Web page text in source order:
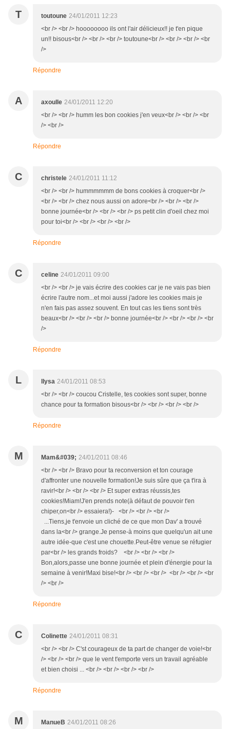
T toutoune 24/01/2011 12:23
<br /> <br /> hoooooooo ils ont l'air délicieux!! je t'en pique
un!! bisous<br /> <br /> <br /> toutoune<br /> <br /> <br /> <br
/>
Répondre
A axoulle 24/01/2011 12:20
<br /> <br /> humm les bon cookies j'en veux<br /> <br /> <br
/> <br />
Répondre
C christele 24/01/2011 11:12
<br /> <br /> hummmmmm de bons cookies à croquer<br />
<br /> <br /> chez nous aussi on adore<br /> <br /> <br />
bonne journée<br /> <br /> <br /> ps petit clin d'oeil chez moi
pour toi<br /> <br /> <br /> <br />
Répondre
C celine 24/01/2011 09:00
<br /> <br /> je vais écrire des cookies car je ne vais pas bien
écrire l'autre nom...et moi aussi j'adore les cookies mais je
n'en fais pas assez souvent. En tout cas les tiens sont très
beaux<br /> <br /> <br /> bonne journée<br /> <br /> <br /> <br
/>
Répondre
L llysa 24/01/2011 08:53
<br /> <br /> coucou Cristelle, tes cookies sont super, bonne
chance pour ta formation bisous<br /> <br /> <br /> <br />
Répondre
M Mam&#039; 24/01/2011 08:46
<br /> <br /> Bravo pour ta reconversion et ton courage
d'affronter une nouvelle formation!Je suis sûre que ça t'ira à
ravir!<br /> <br /> <br /> Et super extras réussis,tes
cookies!Miam!J'en prends note(à défaut de pouvoir t'en
chiper,on<br /> essaiera!)- <br /> <br /> <br />
...Tiens,je t'envoie un cliché de ce que mon Dav' a trouvé
dans la<br /> grange.Je pense-à moins que quelqu'un ait une
autre idée-que c'est une chouette.Peut-être venue se réfugier
par<br /> les grands froids? <br /> <br /> <br />
Bon,alors,passe une bonne journée et plein d'énergie pour la
semaine à venir!Maxi bise!<br /> <br /> <br /> <br /> <br /> <br
/> <br />
Répondre
C Colinette 24/01/2011 08:31
<br /> <br /> C'st courageux de ta part de changer de voie!<br
/> <br /> <br /> que le vent t'emporte vers un travail agréable
et bien choisi ... <br /> <br /> <br /> <br />
Répondre
M ManueB 24/01/2011 08:26